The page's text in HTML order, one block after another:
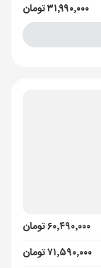
۳۱٬۹۹۰٬۰۰۰ تومان
۶۰٬۴۹۰٬۰۰۰ تومان
۷۱٬۵۹۰٬۰۰۰ تومان